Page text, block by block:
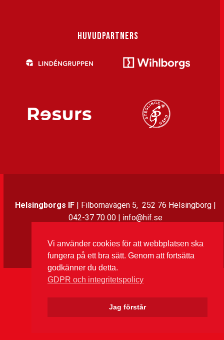
HUVUDPARTNERS
Helsingborgs IF | Filbornavägen 5, 252 76 Helsingborg |
042-37 70 00 | info@hif.se
Instagram
TwitterFacebook
LinkedIn
Vi använder cookies för att webbplatsen ska
fungera på ett bra sätt. Genom att fortsätta
godkänner du detta.
GDPR och integritetspolicy
Jag förstår